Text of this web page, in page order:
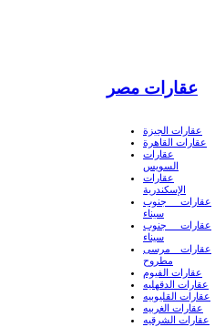
عقارات مصر
عقارات الجيزة
عقارات القاهرة
عقارات
السويس
عقارات
الإسكندرية
عقارات جنوب
سيناء
عقارات جنوب
سيناء
عقارات مرسى
مطروح
عقارات الفيوم
عقارات الدقهليه
عقارات القليوبيه
عقارات الغربيه
عقارات الشرقيه